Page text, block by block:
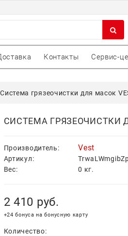
Контакты Сервис-
Cистема грязеочистки для масок
CИСТЕМА ГРЯЗЕОЧИСТКИ
Производитель: Vest
Артикул:
Вес:
0 кг.
2 410 руб.
+24 бонуса на бонусную карту
Количество: